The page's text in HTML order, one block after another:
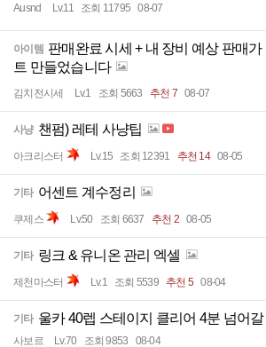
Ausnd Lv.11 조회 11795 08-07
아이템 판매완료 시세 + 내 장비 예상 판매가
트 만들었습니다
김치전시세 Lv.1 조회 5663 추천 7 08-07
사냥 챈펌) 레테 사냥팁
아크리스터 Lv.15 조회 12391 추천 14 08-05
기타 어센트 계수정리
쿠제스 Lv.50 조회 6637 추천 2 08-05
기타 링크 & 유니온 관리 엑셀
제천마스터 Lv.1 조회 5539 추천 5 08-04
기타 울카 40렙 스테이지 클리어 4분 넘어갈
사보르 Lv.70 조회 9853 08-04